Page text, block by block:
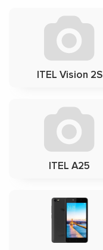
ITEL Vision 2S
ITEL A25